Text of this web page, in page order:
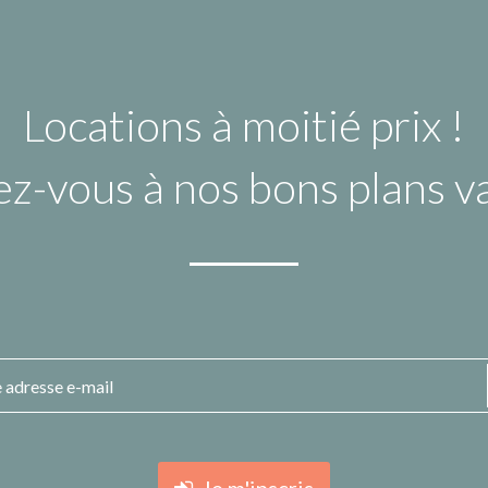
Locations à moitié prix !
vous à nos bons plans